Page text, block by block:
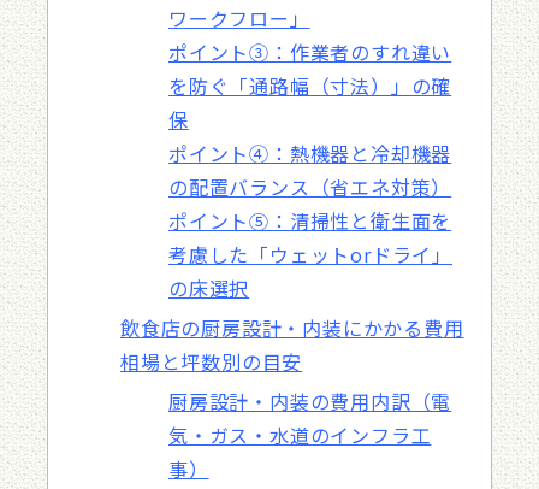
ワークフロー」
ポイント③：作業者のすれ違い
を防ぐ「通路幅（寸法）」の確
保
ポイント④：熱機器と冷却機器
の配置バランス（省エネ対策）
ポイント⑤：清掃性と衛生面を
考慮した「ウェットorドライ」
の床選択
飲食店の厨房設計・内装にかかる費用
相場と坪数別の目安
厨房設計・内装の費用内訳（電
気・ガス・水道のインフラ工
事）